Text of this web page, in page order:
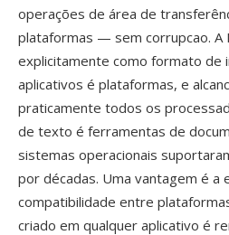
operações de área de
plataformas — sem corrupcao. A
explicitamente como formato de
aplicativos é plataformas, e
praticamente todos os
de texto é ferramentas de
sistemas operacionais
por décadas. Uma vantagem é a
compatibilidade entre
criado em qualquer aplicativo é